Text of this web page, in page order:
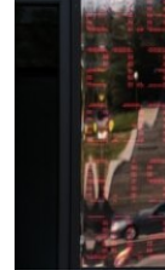
пошуку
ВСЕ ЗА ДЕНЬ
СПЕЦПРОЕКТИ
ДЕПОРТАЦІЯ
ВІДЕОУРОКИ
СВІДЧЕННЯ
УКРАЇНСЬКА
ЯК ОБІЙТИ
Русский
Qırımtatar